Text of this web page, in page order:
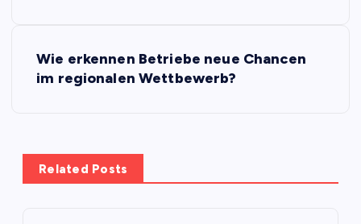
a
v
Wie erkennen Betriebe neue Chancen
im regionalen Wettbewerb?
Related Posts